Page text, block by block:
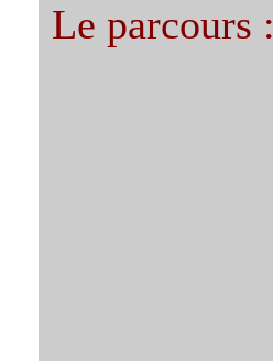
Le parcours :